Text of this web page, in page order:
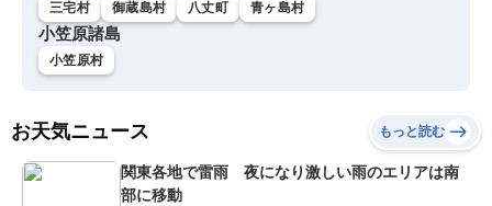
三宅村 御蔵島村 八丈町 青ヶ島村
小笠原諸島
小笠原村
お天気ニュース もっと読む
関東各地で雷雨 夜になり激しい雨のエリアは南
部に移動